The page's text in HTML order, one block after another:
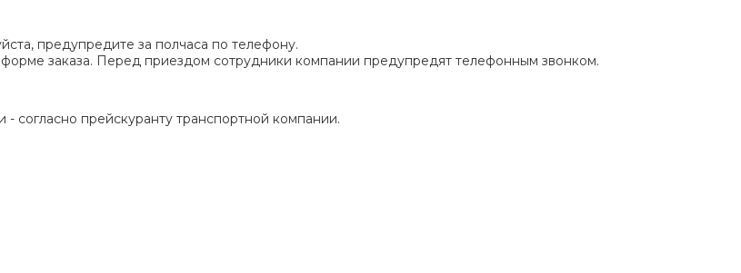
предупредите за полчаса по телефону.
заказа. Перед приездом сотрудники компании предупредят телефонным звонком.
согласно прейскуранту транспортной компании.